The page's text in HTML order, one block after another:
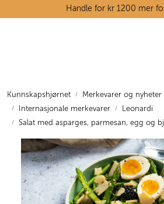
Skip to main contentHandle for kr 1200 mer
Kunnskapshjørnet Merkevarer og nyheter
Internasjonale merkevarer
Leonardi
Salat med asparges, parmesan, egg og
Tørrvarehylla
Grøntavdelingen
Oppskrifter